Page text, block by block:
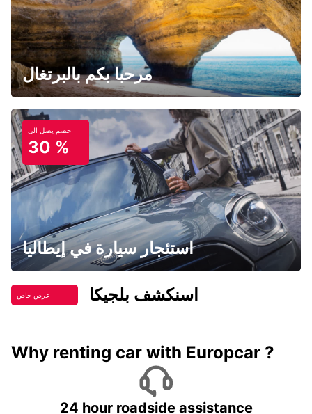
مرحبا بكم بالبرتغال
خصم يصل الي
30 %
استئجار سيارة في إيطاليا
عرض خاص اسنكشف بلجيكا
Why renting car with Europcar ?
24 hour roadside assistance